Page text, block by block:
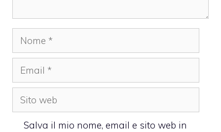
Nome
Email
Sito
web
Salva il mio nome, email e sito web in